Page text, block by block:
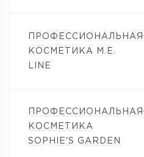
ПРОФЕССИОНАЛЬНАЯ
КОСМЕТИКА M.E.
LINE
ПРОФЕССИОНАЛЬНАЯ
КОСМЕТИКА
SOPHIE'S GARDEN